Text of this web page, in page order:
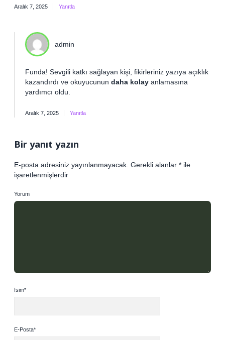
Aralık 7, 2025 Yanıtla
admin
Funda! Sevgili katkı sağlayan kişi, fikirleriniz yazıya açıklık
kazandırdı ve okuyucunun daha kolay anlamasına
yardımcı oldu.
Aralık 7, 2025 Yanıtla
Bir yanıt yazın
E-posta adresiniz yayınlanmayacak. Gerekli alanlar * ile
işaretlenmişlerdir
Yorum
İsim*
E-Posta*